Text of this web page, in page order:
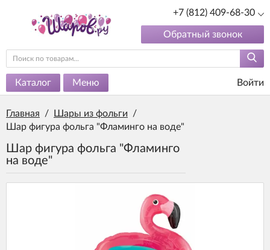
+7 (812) 409-68-30
Обратный звонок
Каталог Меню Войти
Главная / Шары из фольги
/
Шар фигура фольга "Фламинго на воде"
Шар фигура фольга "Фламинго
на воде"